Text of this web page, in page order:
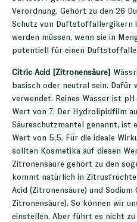
Verordnung. Gehört zu den 26
Schutz von Duftstoffallergikern
werden müssen, wenn sie in
potentiell für einen
Citric Acid [Zitronensäure]
basisch oder neutral sein.
verwendet. Reines Wasser ist
Wert von 7. Der Hydrolipidfilm
Säureschutzmantel genannt, ist
Wert von 5,5. Für die ideale
sollten Kosmetika auf diesen
Zitronensäure gehört zu den
kommt natürlich in
Acid (Zitronensäure) und Sodium
Zitronensäure). So können wir
einstellen. Aber führt es nicht zu